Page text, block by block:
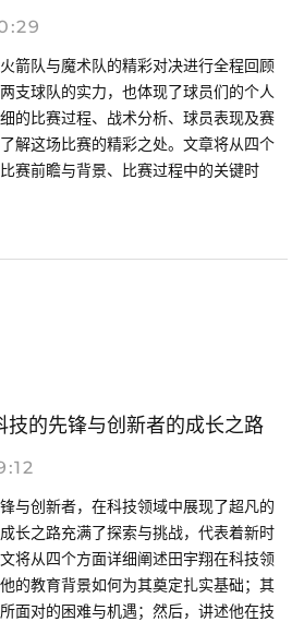
箭队与魔术队的精彩对决进行全程回顾
支球队的实力，也体现了球员们的个人
的比赛过程、战术分析、球员表现及赛
解这场比赛的精彩之处。文章将从四个
赛前瞻与背景、比赛过程中的关键时
技的先锋与创新者的成长之路
与创新者，在科技领域中展现了超凡的
长之路充满了探索与挑战，代表着新时
将从四个方面详细阐述田宇翔在科技领
的教育背景如何为其奠定扎实基础；其
面对的困难与机遇；然后，讲述他在技